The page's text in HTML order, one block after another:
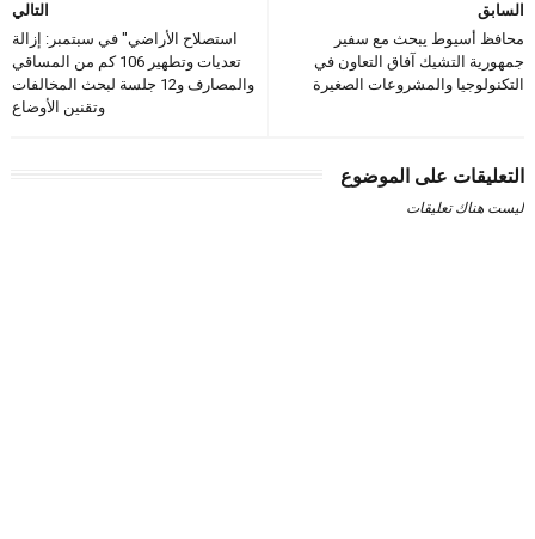
التالي
استصلاح الأراضي" في سبتمبر: إزالة
تعديات وتطهير 106 كم من المساقي
والمصارف و12 جلسة لبحث المخالفات
وتقنين الأوضاع
السابق
محافظ أسيوط يبحث مع سفير
جمهورية التشيك آفاق التعاون في
التكنولوجيا والمشروعات الصغيرة
التعليقات على الموضوع
ليست هناك تعليقات